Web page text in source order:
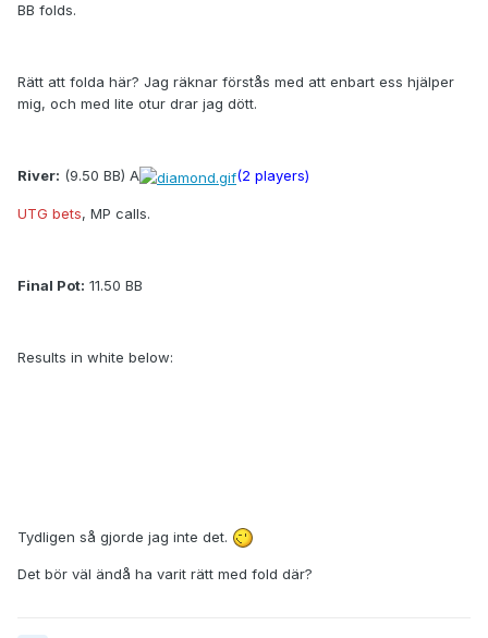
BB folds.
Rätt att folda här? Jag räknar förstås med att enbart ess hjälper
mig, och med lite otur drar jag dött.
River: (9.50 BB) A (2 players)
UTG bets, MP calls.
Final Pot: 11.50 BB
Results in white below:
Tydligen så gjorde jag inte det.
Det bör väl ändå ha varit rätt med fold där?